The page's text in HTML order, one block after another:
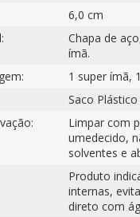
6,0 cm
Chapa de
ímã.
1 super ímã,
Saco
Limpar com
umedecido,
solventes e
Produto
internas,
direto com